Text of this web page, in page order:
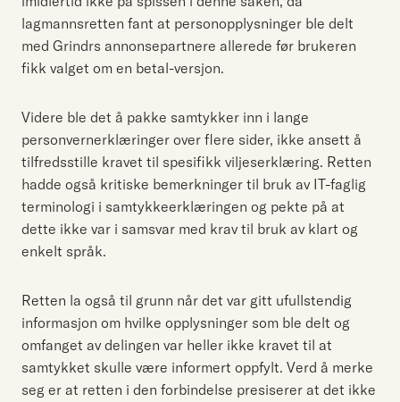
lagmannsretten fant at personopplysninger ble delt
med Grindrs annonsepartnere allerede før brukeren
fikk valget om en betal-versjon.
Videre ble det å pakke samtykker inn i lange
personvernerklæringer over flere sider, ikke ansett å
tilfredsstille kravet til spesifikk viljeserklæring. Retten
hadde også kritiske bemerkninger til bruk av IT-faglig
terminologi i samtykkeerklæringen og pekte på at
dette ikke var i samsvar med krav til bruk av klart og
enkelt språk.
Retten la også til grunn når det var gitt ufullstendig
informasjon om hvilke opplysninger som ble delt og
omfanget av delingen var heller ikke kravet til at
samtykket skulle være informert oppfylt. Verd å merke
seg er at retten i den forbindelse presiserer at det ikke